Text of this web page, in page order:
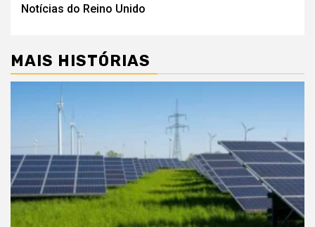
Notícias do Reino Unido
MAIS HISTÓRIAS